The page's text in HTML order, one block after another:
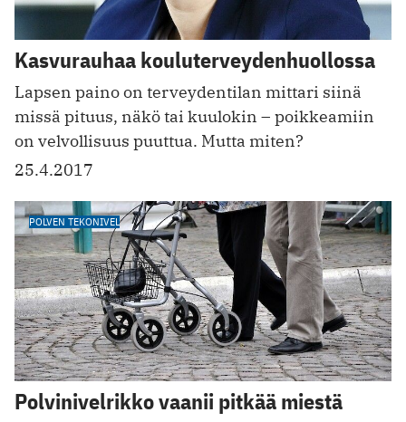
Kasvurauhaa kouluterveydenhuollossa
Lapsen paino on terveydentilan mittari siinä
missä pituus, näkö tai kuulokin – poikkeamiin
on velvollisuus puuttua. Mutta miten?
25.4.2017
POLVEN TEKONIVEL
Polvinivelrikko vaanii pitkää miestä